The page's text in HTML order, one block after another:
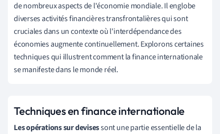
de nombreux aspects de l'économie mondiale. Il englobe
diverses activités financières transfrontalières qui sont
cruciales dans un contexte où l'interdépendance des
économies augmente continuellement. Explorons certaines
techniques qui illustrent comment la finance internationale
se manifeste dans le monde réel.
Techniques en finance internationale
Les opérations sur devisessont une partie essentielle de la